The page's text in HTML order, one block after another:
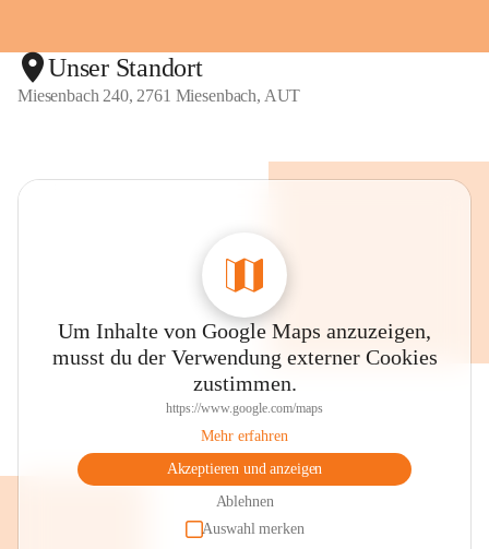
Unser Standort
Miesenbach 240, 2761 Miesenbach, AUT
Um Inhalte von Google Maps anzuzeigen,
musst du der Verwendung externer Cookies
zustimmen.
https://www.google.com/maps
Mehr erfahren
Akzeptieren und anzeigen
Ablehnen
Auswahl merken